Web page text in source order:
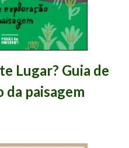
Lugar? Guia de
da paisagem